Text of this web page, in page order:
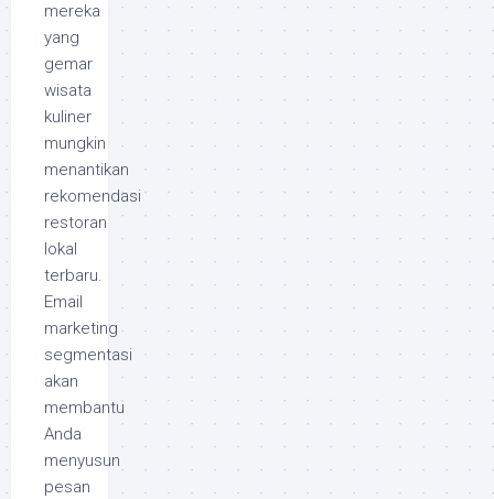
mereka
yang
gemar
wisata
kuliner
mungkin
menantikan
rekomendasi
restoran
lokal
terbaru.
Email
marketing
segmentasi
akan
membantu
Anda
menyusun
pesan